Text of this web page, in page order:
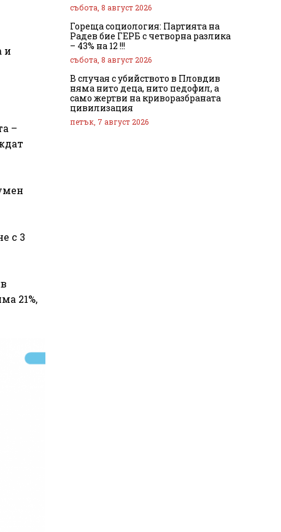
и
–
с 3
21%,
събота, 8 август 2026
Гореща социология: Партията на
Радев бие ГЕРБ с четворна разлика
– 43% на 12 !!!
събота, 8 август 2026
В случая с убийството в Пловдив
няма нито деца, нито педофил, а
само жертви на криворазбраната
цивилизация
петък, 7 август 2026